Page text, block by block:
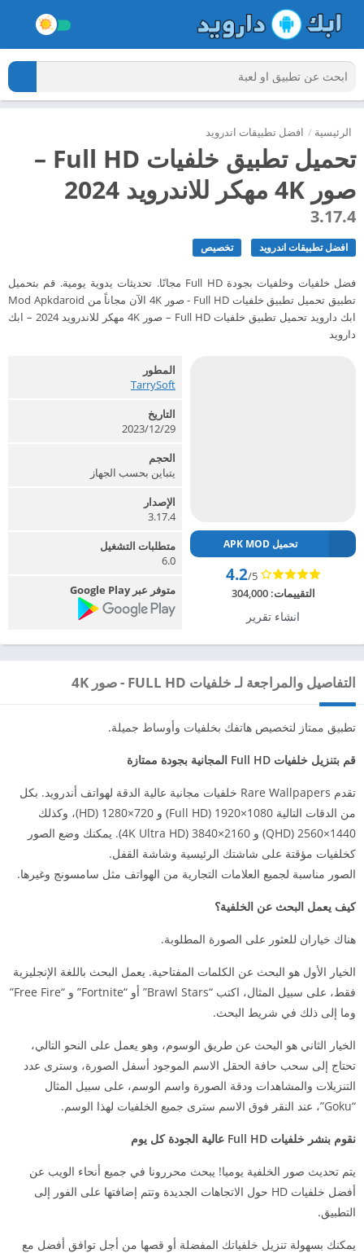
الرئيسية / افضل تطبيقات اندرويد
تحميل تطبيق خلفيات Full HD –
صور 4K مهكر للاندرويد 2024
3.17.4
افضل تطبيقات اندرويد تخصيص
فضل خلفيات وخلفيات بجودة Full HD مجانًا. تحديثات يدوية يومية. قم بتحميل
تطبيق تحميل تطبيق خلفيات Full HD - صور 4K الآن مجاناً من Mod Apkdaroid
ابك دارويد تحميل تطبيق خلفيات Full HD – صور 4K مهكر للاندرويد 2024 – ابك
دارويد
تحميل APK MOD
4.2/5
التقييمات:304,000
انشاء تقرير
المطور
TarrySoft‏
التاريخ
2023/12/29
الحجم
يتباين بحسب الجهاز
الإصدار
3.17.4
متطلبات التشغيل
6.0
متوفر عبر Google Play
التفاصيل والمراجعة لـ خلفيات FULL HD - صور 4K
تطبيق ممتاز لتخصيص هاتفك بخلفيات وأوساط جميلة.
قم بتنزيل خلفيات Full HD المجانية بجودة ممتازة
تقدم Rare Wallpapers خلفيات مجانية عالية الدقة لهواتف أندرويد. بكل
من الدقات التالية 1080×1920 (Full HD) و 720×1280 (HD)، وكذلك
1440×2560 (QHD) و 2160×3840 (4K Ultra HD). يمكنك وضع الصور
كخلفيات مؤقتة على شاشتك الرئيسية وشاشة القفل.
الصور مناسبة لجميع العلامات التجارية من الهواتف مثل سامسونج وغيرها.
كيف يعمل البحث عن الخلفية؟
هناك خياران للعثور على الصورة المطلوبة.
الخيار الأول هو البحث عن الكلمات المفتاحية. يعمل البحث باللغة الإنجليزية
فقط، على سبيل المثال، اكتب “Brawl Stars” أو “Fortnite” و “Free Fire”
وما إلى ذلك في شريط البحث.
الخيار الثاني هو البحث عن طريق الوسوم، وهو يعمل على النحو التالي،
تحتاج إلى سحب حافة الحقل الاسم الموجود أسفل الصورة، وسترى عدد
التنزيلات والمشاهدات ودقة الصورة واسم الوسم، على سبيل المثال
“Goku”، عند النقر فوق الاسم سترى جميع الخلفيات لهذا الوسم.
نقوم بنشر خلفيات Full HD عالية الجودة كل يوم
يتم تحديث صور الخلفية يوميا! يبحث محررونا في جميع أنحاء الويب عن
أفضل خلفيات HD حول الاتجاهات الجديدة وتتم إضافتها على الفور إلى
التطبيق.
يمكنك بسهولة تنزيل خلفياتك المفضلة أو قصها من أجل توافق أفضل مع